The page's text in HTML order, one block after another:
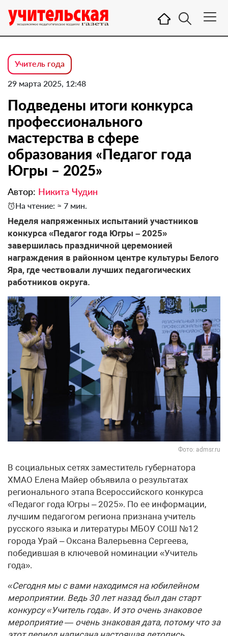
Учитель года
29 марта 2025, 12:48
Подведены итоги конкурса
профессионального
мастерства в сфере
образования «Педагог года
Югры – 2025»
Автор: Никита Чудин
На чтение: ≈ 7 мин.
Неделя напряженных испытаний участников
конкурса «Педагог года Югры – 2025»
завершилась праздничной церемонией
награждения в районном центре культуры Белого
Яра, где чествовали лучших педагогических
работников округа.
Фото: admsr.ru
В социальных сетях заместитель губернатора
ХМАО Елена Майер объявила о результатах
регионального этапа Всероссийского конкурса
«Педагог года Югры – 2025». По ее информации,
лучшим педагогом региона признана учитель
русского языка и литературы МБОУ СОШ №12
города Урай – Оксана Валерьевна Сергеева,
победившая в ключевой номинации «Учитель
года».
«Сегодня мы с вами находимся на юбилейном
мероприятии. Ведь 30 лет назад был дан старт
конкурсу «Учитель года». И это очень знаковое
мероприятие — очень знаковая дата, потому что за